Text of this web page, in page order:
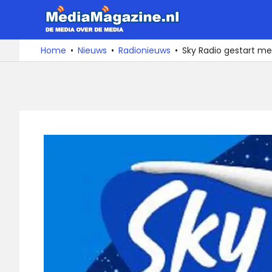
de
De
media
over
Home Nieuws Radionieuws Sky Radio gestart